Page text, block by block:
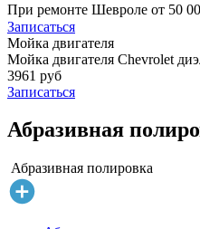
При ремонте Шевроле от 50
Записаться
Мойка двигателя
Мойка двигателя Chevrolet
3961 руб
Записаться
Абразивная
Абразивная полировка